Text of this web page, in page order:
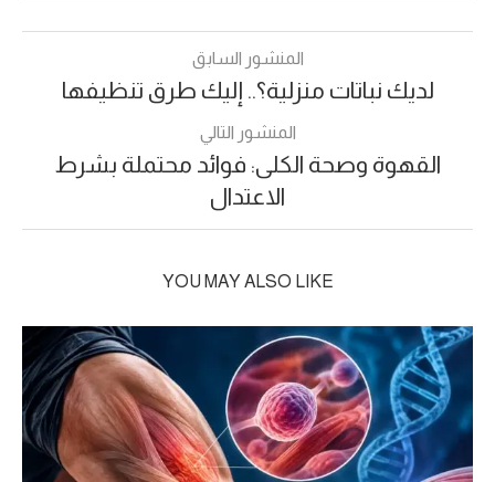
المنشور السابق
لديك نباتات منزلية؟.. إليك طرق تنظيفها
المنشور التالي
القهوة وصحة الكلى: فوائد محتملة بشرط
الاعتدال
YOU MAY ALSO LIKE